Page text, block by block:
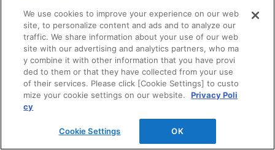
お問い合わせ
ログイン
建築・設計関係者様向けサイト
ユーザー登録サービス
WEB見積システム
We use cookies to improve your experience on our web
site, to personalize content and ads and to analyze our
traffic. We share information about your use of our web
site with our advertising and analytics partners, who ma
y combine it with other information that you have provi
ded to them or that they have collected from your use
of their services. Please click [Cookie Settings] to custo
mize your cookie settings on our website.
Privacy Poli
cy
Cookie Settings OK